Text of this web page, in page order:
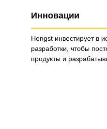
Инновации
Hengst инвестирует в
разработки, чтобы
продукты и